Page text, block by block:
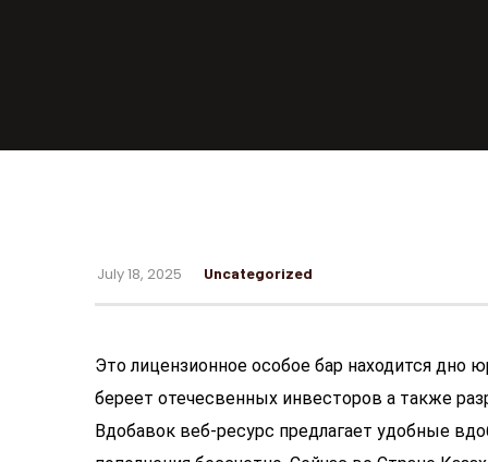
July 18, 2025 Uncategorized
Это лицензионное особое бар находится дно
береет отечесвенных инвесторов а также
Вдобавок веб-ресурс предлагает удобные